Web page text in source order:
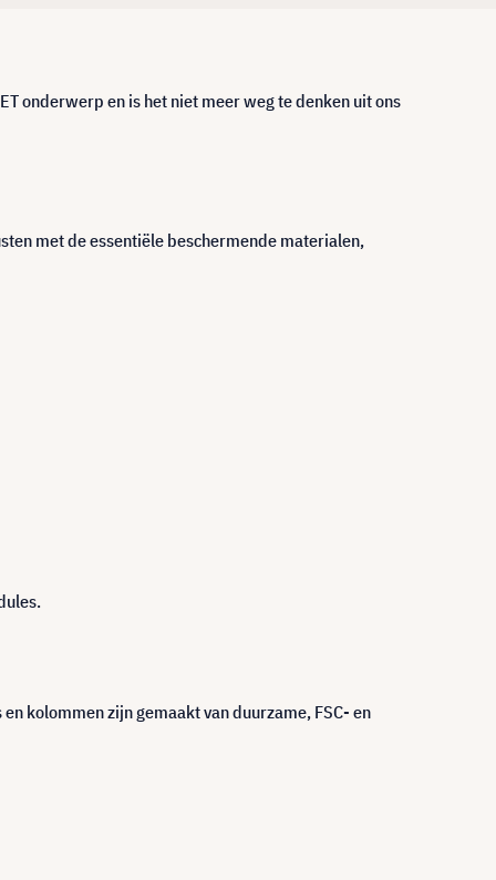
onderwerp en is het niet meer weg te denken uit ons
met de essentiële beschermende materialen,
kolommen zijn gemaakt van duurzame, FSC- en